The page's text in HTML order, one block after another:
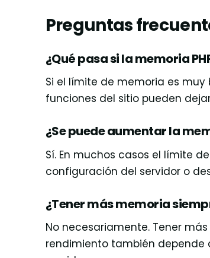
Preguntas
¿Qué pasa si la memoria
Si el límite de memoria es muy
funciones del sitio pueden
¿Se puede aumentar la
Sí. En muchos casos el límite
configuración del servidor o
¿Tener más memoria
No necesariamente. Tener
rendimiento también depende